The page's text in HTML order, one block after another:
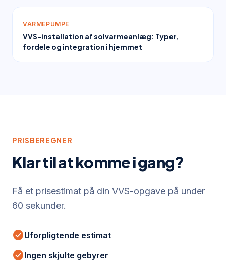
VARMEPUMPE
VVS-installation af solvarmeanlæg: Typer,
fordele og integration i hjemmet
PRISBEREGNER
Klar til at komme i gang?
Få et prisestimat på din VVS-opgave på under
60 sekunder.
check_circleUforpligtende estimat
check_circleIngen skjulte gebyrer